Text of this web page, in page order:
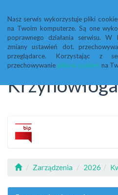
Nasz serwis wykorzystuje pliki
na Twoim komputerze. Są one
poprawnego działania serwisu.
zmiany ustawień dot.
przeglądarce. Korzystając z
przechowywanie plików cookiesna
Biuletyn
Publicznej
Zarządzenia 2026